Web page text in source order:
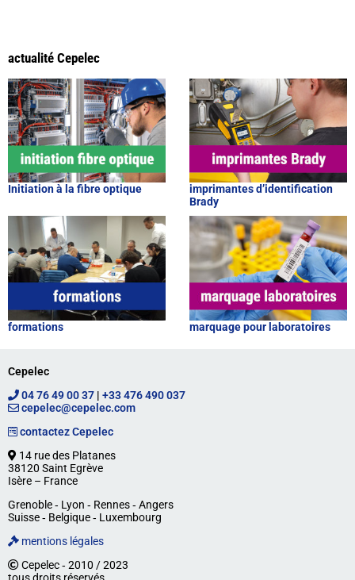
actualité Cepelec
Initiation à la fibre optique
imprimantes d’identification
Brady
formations marquage pour laboratoires
Cepelec
04 76 49 00 37 | +33 476 490 037
cepelec@cepelec.com
contactez Cepelec
14 rue des Platanes
38120 Saint Egrève
Isère – France
Grenoble ‐ Lyon ‐ Rennes ‐ Angers
Suisse ‐ Belgique ‐ Luxembourg
mentions légales
Cepelec ‐ 2010 / 2023
tous droits réservés